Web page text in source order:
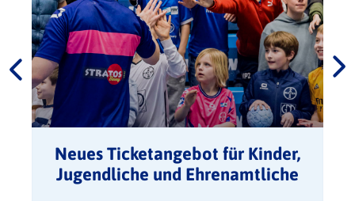
Neues Ticketangebot für Kinder,
Jugendliche und Ehrenamtliche